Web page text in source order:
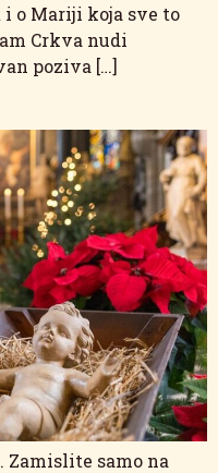
o Mariji koja sve to
Crkva nudi
poziva […]
Zamislite samo na